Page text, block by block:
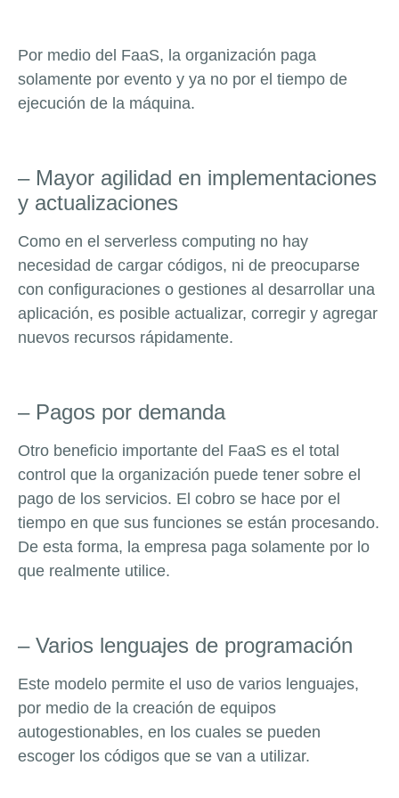
Por medio del FaaS, la organización paga
solamente por evento y ya no por el tiempo de
ejecución de la máquina.
– Mayor agilidad en implementaciones
y actualizaciones
Como en el serverless computing no hay
necesidad de cargar códigos, ni de preocuparse
con configuraciones o gestiones al desarrollar una
aplicación, es posible actualizar, corregir y agregar
nuevos recursos rápidamente.
– Pagos por demanda
Otro beneficio importante del FaaS es el total
control que la organización puede tener sobre el
pago de los servicios. El cobro se hace por el
tiempo en que sus funciones se están procesando.
De esta forma, la empresa paga solamente por lo
que realmente utilice.
– Varios lenguajes de programación
Este modelo permite el uso de varios lenguajes,
por medio de la creación de equipos
autogestionables, en los cuales se pueden
escoger los códigos que se van a utilizar.